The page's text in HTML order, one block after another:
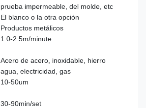
prueba impermeable, del molde, etc
El blanco o la otra opción
Productos metálicos
1.0-2.5m/minute
Acero de acero, inoxidable, hierro
agua, electricidad, gas
10-50um
30-90min/set